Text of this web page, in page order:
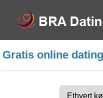
Gratis online